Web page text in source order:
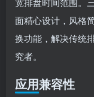
面精心设计，风格
换功能，解决传统
究者。
应用兼容性